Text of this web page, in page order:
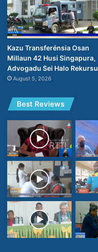
Kazu Transferénsia Osan
Millaun 42 Husi Singapura,
Advogadu Sei Halo Rekursu
August 5, 2026
Best Reviews